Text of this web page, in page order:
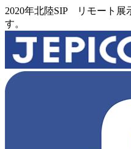
2020年北陸SIP リモート展
す。